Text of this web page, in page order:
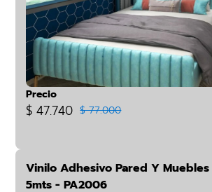
Precio
$ 47.740 $ 77.000
Vinilo Adhesivo Pared Y
5mts - PA2006